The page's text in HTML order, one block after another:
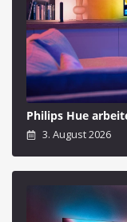
Philips Hue
3. August 2026